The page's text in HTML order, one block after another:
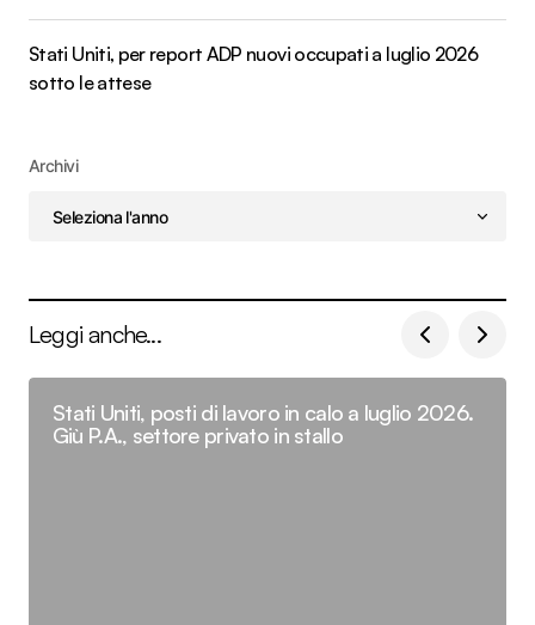
Stati Uniti, per report ADP nuovi occupati a luglio 2026
sotto le attese
Archivi
Leggi anche...
Stati Uniti, posti di lavoro in calo a luglio 2026.
Giù P.A., settore privato in stallo